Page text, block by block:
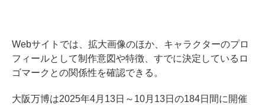
Webサイトでは、拡大画像のほか、キャラクターのプロ
フィールとして制作意図や特徴、すでに決定しているロ
ゴマークとの関係性を確認できる。
大阪万博は2025年4月13日～10月13日の184日間に開催